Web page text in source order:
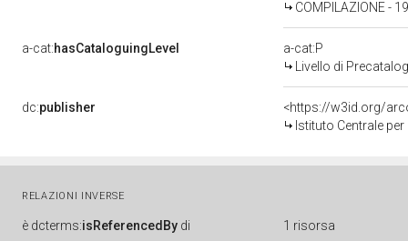
COMPILAZIONE -
a-cat:hasCataloguingLevel
a-cat:P
Livello di
dc:publisher
<https://w3id.org/
Istituto Centrale
RELAZIONI INVERSE
è dcterms:isReferencedBy di 1 risorsa